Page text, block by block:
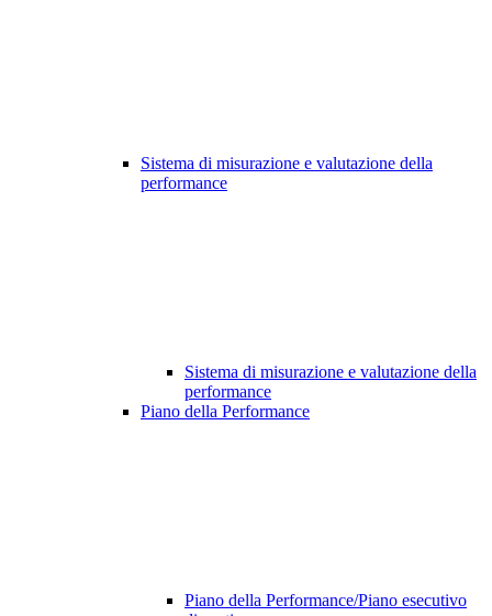
Sistema di misurazione e valutazione della
performance
Sistema di misurazione e valutazione della
performance
Piano della Performance
Piano della Performance/Piano esecutivo